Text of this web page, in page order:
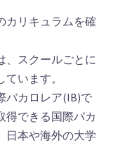
カリキュラムを確
、スクールごとに
います。
バカロレア(IB)で
得できる国際バカ
日本や海外の大学